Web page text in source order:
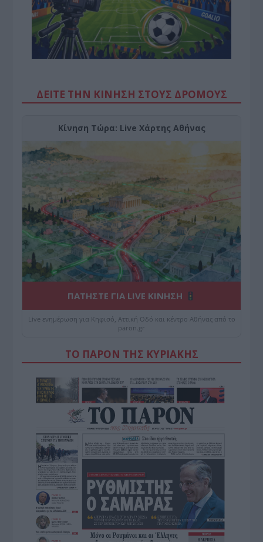
ΔΕΙΤΕ ΤΗΝ ΚΙΝΗΣΗ ΣΤΟΥΣ ΔΡΌΜΟΥΣ
Κίνηση Τώρα: Live Χάρτης Αθήνας
ΠΑΤΗΣΤΕ ΓΙΑ LIVE ΚΙΝΗΣΗ
Live ενημέρωση για Κηφισό, Αττική Οδό και κέντρο Αθήνας από το
paron.gr
ΤΟ ΠΑΡΟΝ ΤΗΣ ΚΥΡΙΑΚΗΣ